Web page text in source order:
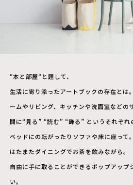
“本と部屋“と題して、
生活に寄り添ったアートブックの存在とは
ームやリビング、キッチンや洗面室などの
間に“見る” “読む” “飾る” というそれぞれ
ベッドにの転がったりソファや床に座って。
はたまたダイニングでお茶を飲みながら。
自由に手に取ることができるポップアップ
い。